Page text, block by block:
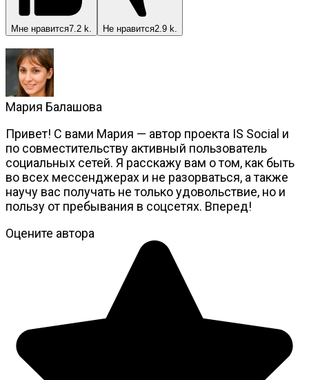
Мне нравится7.2 k. Не нравится2.9 k.
Мария Балашова
Привет! С вами Мария — автор проекта IS Social и
по совместительству активный пользователь
социальных сетей. Я расскажу вам о том, как быть
во всех мессенджерах и не разорваться, а также
научу вас получать не только удовольствие, но и
пользу от пребывания в соцсетях. Вперед!
Оцените автора